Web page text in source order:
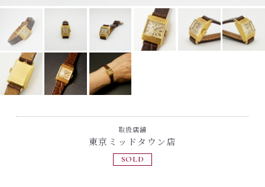
取扱店舗
東京ミッドタウン店
SOLD